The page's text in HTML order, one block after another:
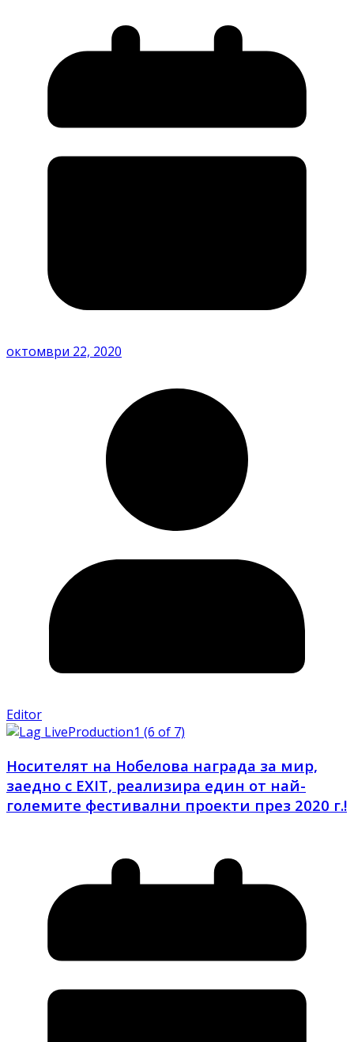
октомври 22, 2020
Editor
Носителят на Нобелова награда за мир,
заедно с EXIT, реализира един от най-
големите фестивални проекти през 2020 г.!